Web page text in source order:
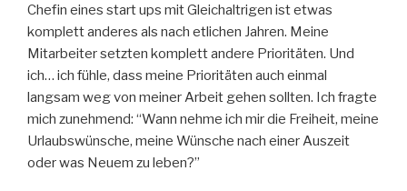
Chefin eines start ups mit Gleichaltrigen ist etwas
komplett anderes als nach etlichen Jahren. Meine
Mitarbeiter setzten komplett andere Prioritäten. Und
ich… ich fühle, dass meine Prioritäten auch einmal
langsam weg von meiner Arbeit gehen sollten. Ich fragte
mich zunehmend: “Wann nehme ich mir die Freiheit, meine
Urlaubswünsche, meine Wünsche nach einer Auszeit
oder was Neuem zu leben?”